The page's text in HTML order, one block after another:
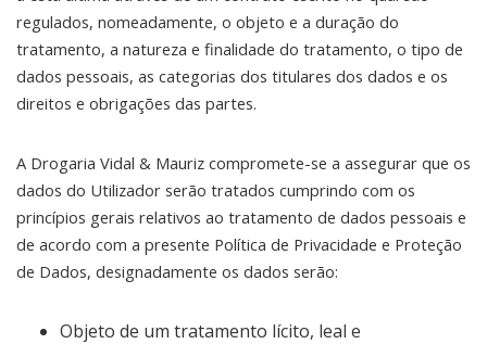
regulados, nomeadamente, o objeto e a duração do
tratamento, a natureza e finalidade do tratamento, o tipo de
dados pessoais, as categorias dos titulares dos dados e os
direitos e obrigações das partes.
A Drogaria Vidal & Mauriz compromete-se a assegurar que os
dados do Utilizador serão tratados cumprindo com os
princípios gerais relativos ao tratamento de dados pessoais e
de acordo com a presente Política de Privacidade e Proteção
de Dados, designadamente os dados serão:
Objeto de um tratamento lícito, leal e